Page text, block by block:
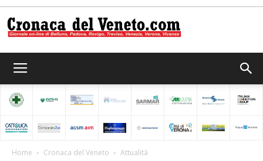
del
Home Cronaca del Veneto Attualità